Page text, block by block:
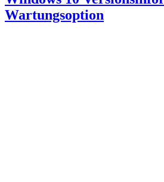
Wartungsoption